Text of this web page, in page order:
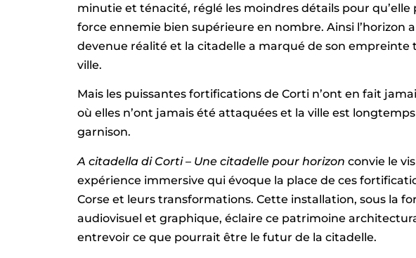
minutie et ténacité, réglé les moindres détails pour qu’elle
force ennemie bien supérieure en nombre. Ainsi l’horizon
devenue réalité et la citadelle a marqué de son empreinte
ville.
Mais les puissantes fortifications de Corti n’ont en fait
où elles n’ont jamais été attaquées et la ville est
garnison.
A citadella di Corti– Une citadelle pour horizonconvie le
expérience immersive qui évoque la place de ces
Corse et leurs transformations. Cette installation, sous la
audiovisuel et graphique, éclaire ce patrimoine
entrevoir ce que pourrait être le futur de la citadelle.